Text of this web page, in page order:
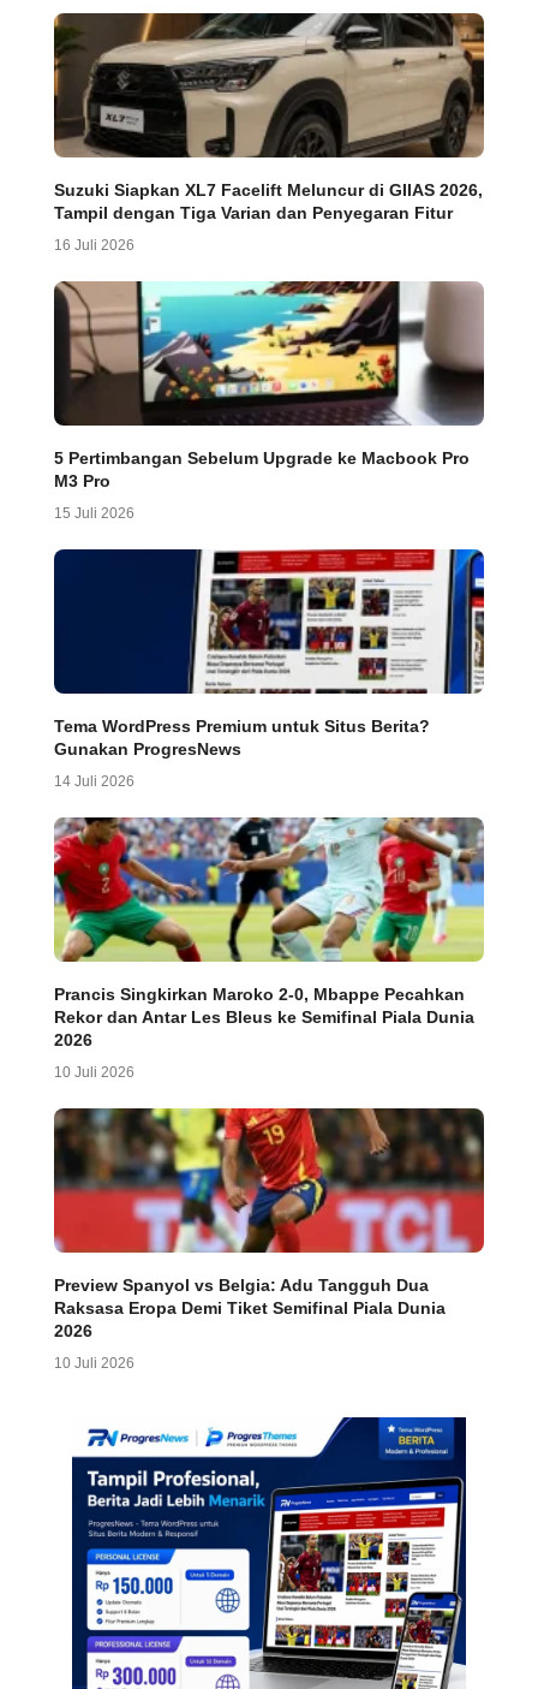
Suzuki Siapkan XL7 Facelift Meluncur di GIIAS 2026,
Tampil dengan Tiga Varian dan Penyegaran Fitur
16 Juli 2026
5 Pertimbangan Sebelum Upgrade ke Macbook Pro
M3 Pro
15 Juli 2026
Tema WordPress Premium untuk Situs Berita?
Gunakan ProgresNews
14 Juli 2026
Prancis Singkirkan Maroko 2-0, Mbappe Pecahkan
Rekor dan Antar Les Bleus ke Semifinal Piala Dunia
2026
10 Juli 2026
Preview Spanyol vs Belgia: Adu Tangguh Dua
Raksasa Eropa Demi Tiket Semifinal Piala Dunia
2026
10 Juli 2026